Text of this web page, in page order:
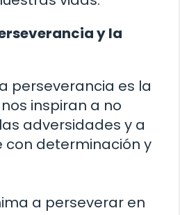
y la
perseverancia es la
inspiran a no
adversidades y a
con determinación y
a perseverar en